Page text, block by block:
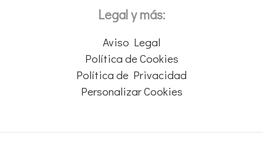
Legal y más:
Aviso Legal
Política de Cookies
Política de Privacidad
Personalizar Cookies